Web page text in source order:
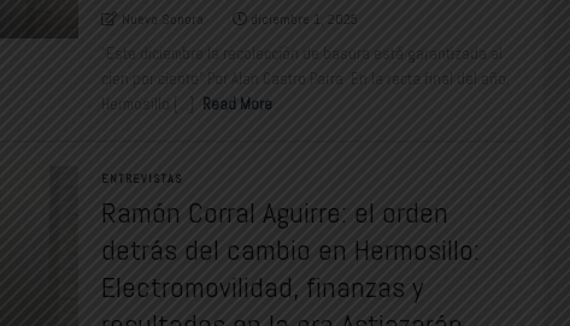
Nuevo Sonora diciembre 1, 2025
“Este diciembre la recolección de basura está garantizada al
cien por ciento” Por Alan Castro Parra En la recta final del año,
Hermosillo [...]
Read More
ENTREVISTAS
Ramón Corral Aguirre: el orden
detrás del cambio en Hermosillo:
Electromovilidad, finanzas y